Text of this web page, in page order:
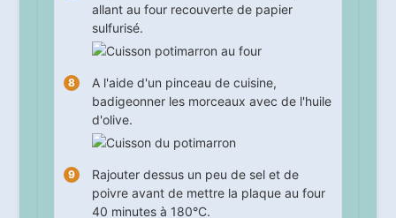
allant au four recouverte de papier
sulfurisé.
A l'aide d'un pinceau de cuisine,
badigeonner les morceaux avec de l'huile
d'olive.
Rajouter dessus un peu de sel et de
poivre avant de mettre la plaque au four
40 minutes à 180°C.